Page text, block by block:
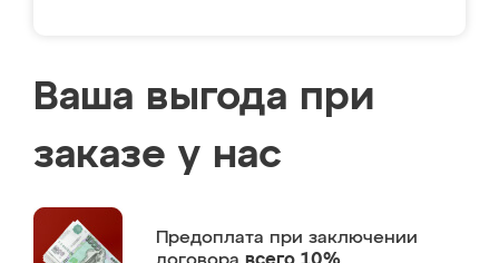
Ваша выгода при
заказе у нас
Предоплата при заключении